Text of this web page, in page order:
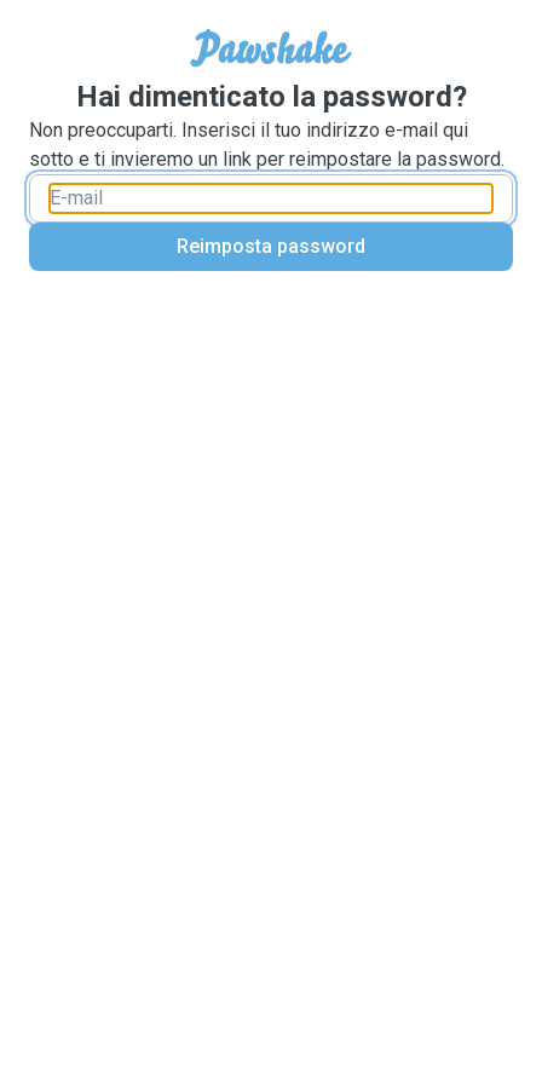
Hai dimenticato la password?
Non preoccuparti. Inserisci il tuo indirizzo e-mail qui
sotto e ti invieremo un link per reimpostare la password.
Reimposta password